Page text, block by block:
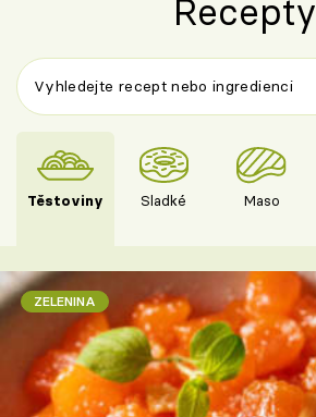
Recepty
Těstoviny Sladké Maso
ZELENINA